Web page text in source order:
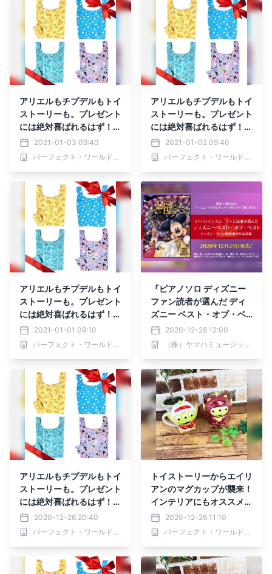
アリエルもチプデルもトイ
ストーリーも。プレゼント
には絶対喜ばれるはず！な
ディズニーのプチプラエコ
バッグシリーズ。
2021-01-03 09:40
パーフェクト・ワールド株式会社
アリエルもチプデルもトイ
ストーリーも。プレゼント
には絶対喜ばれるはず！な
ディズニーのプチプラエコ
バッグシリーズ。
2021-01-02 09:40
パーフェクト・ワールド株式会社
アリエルもチプデルもトイ
ストーリーも。プレゼント
には絶対喜ばれるはず！な
ディズニーのプチプラエコ
バッグシリーズ。
2021-01-01 09:10
パーフェクト・ワールド株式会社
『ピアノソロ ディズニー
ファン読者が選んだ ディ
ズニー ベスト・オブ・ベ
スト ～創刊30周年記念
盤』 好評発売中！
2020-12-28 12:00
（株）ヤマハミュージックエンタテインメントホールディングス
アリエルもチプデルもトイ
ストーリーも。プレゼント
には絶対喜ばれるはず！な
ディズニーのプチプラエコ
バッグシリーズ。
2020-12-26 20:40
パーフェクト・ワールド株式会社
トイストーリーからエイリ
アンのマグカップが襲来！
インテリアにもオススメな
かわいさ♫♫
2020-12-26 11:10
パーフェクト・ワールド株式会社